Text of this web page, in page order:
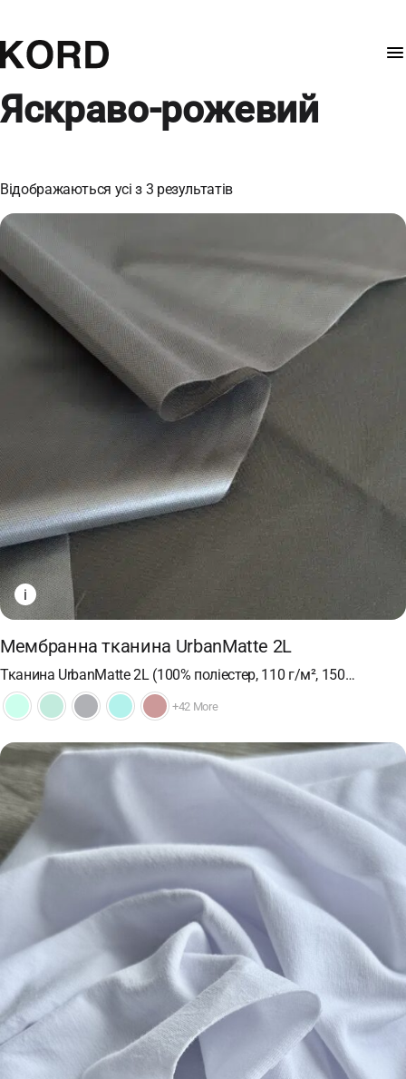
Яскраво-рожевий
Відображаються усі з 3 результатів
i
Мембранна тканина UrbanMatte 2L
Тканина UrbanMatte 2L (100% поліестер, 110 г/м², 150…
+42 More